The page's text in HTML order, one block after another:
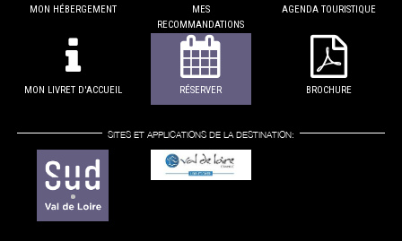
MON HÉBERGEMENT
MES
RECOMMANDATIONS
AGENDA TOURISTIQUE
MON LIVRET D'ACCUEIL RÉSERVER BROCHURE
SITES ET APPLICATIONS DE LA DESTINATION: